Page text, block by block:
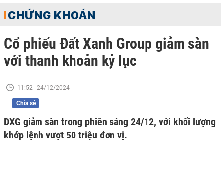
CHỨNG KHOÁN
Cổ phiếu Đất Xanh Group giảm sàn
với thanh khoản kỷ lục
11:52 | 24/12/2024
Chia sẻ
DXG giảm sàn trong phiên sáng 24/12, với khối lượng
khớp lệnh vượt 50 triệu đơn vị.